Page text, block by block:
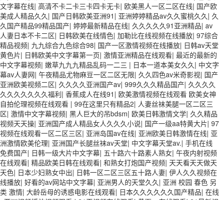
文字幕在线| 高清不卡二卡三卡四卡无卡| 欧美黑人一区二区在线| 国产欧
美成人精品久久 | 国产日韩欧美亚洲91 | 亚洲婷婷精品av久久蜜桃久久 | 久
久国产精品99精品国产| 婷婷最新精品在线| 久久久久久91亚洲精品| av
人妻日本不卡二区| 日韩欧美在线情色| 加勒比在线视频在线播放| 97综合
精品视频| 九九综合九色综合98| 国产一区激情视频在线播放| 日韩av天堂
黄色片| 日韩欧美中文字幕第一页| 激情亚洲精品在线观看| 最近的最新的
中文字幕视频| 嫩草九九九精品乱码一二三 | 日本一道本美女久久 | 中文字
幕av人妻网| 午夜精品尤物麻豆一区二区无限| 久久四色av米奇影视| 国产
亚洲欧美视频二区| 久久久久亚洲国产av| 999久久久精品国产| 久久久久
久久久久久久久福利| 香蕉成人在线91 | 欧美激情视频在线观看 欧美女神
自拍伦理视频在线观看 | 99在这里只有精品2| 人妻丝袜美腿一区二区三
区| 激情中文字幕视频| 黑人巨大的吊bdsm| 欧美日韩激情文学| 久久精品
视频天天操| 亚洲国产成人精品女人久久久小说| 国产一级aa特黄大片| 97
视频在线观看一区二区三区| 亚洲岛国av在线| 亚洲欧美日韩激情在线| 亚
洲激情欧美伦理| 亚洲国产长腿丝袜av天堂| 中文字幕天堂av.| 手机在线
免费国产| 日韩一级大片中文字幕| 五十路六十路素人熟女| 午夜内射视频
在线观看| 精品欧美日韩在线观看| 和熟女打炮国产视频| 天天看天天做天
天色| 日本少妇熟女中出| 日韩一区二区三区五十路人妻| 伊人久久视频在
线播放| 好看的av网站中文字幕| 亚洲男人的天堂久久 | 亚洲 校园 春色 另
类 激情| 大龄岳母的诱惑电影在线观看| 日本久久久久久久国产精品| 在线